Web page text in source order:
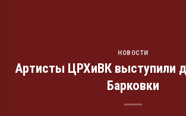
НОВОСТИ
Артисты ЦРХиВК выступили
Барковки